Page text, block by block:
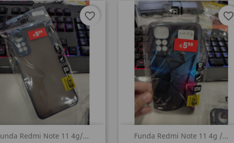
Redmi Note 11 4g/...
Vista rápida
favorite_border
Funda Redmi Note 11 4g /...
Vista rápida
favorite_border